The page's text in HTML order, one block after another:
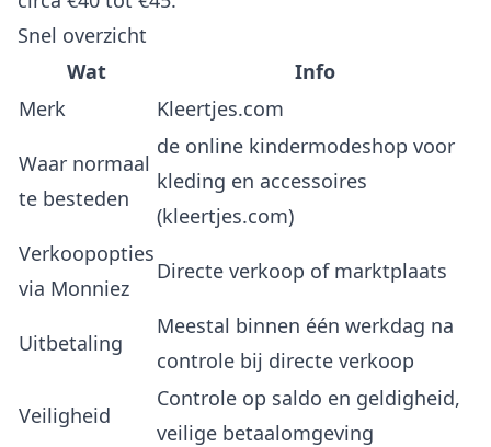
Snel overzicht
Wat
Info
Merk
Kleertjes.com
Waar normaal
te besteden
de online kindermodeshop voor
kleding en accessoires
(kleertjes.com)
Verkoopopties
via Monniez
Directe verkoop of marktplaats
Uitbetaling
Meestal binnen één werkdag na
controle bij directe verkoop
Veiligheid
Controle op saldo en geldigheid,
veilige betaalomgeving